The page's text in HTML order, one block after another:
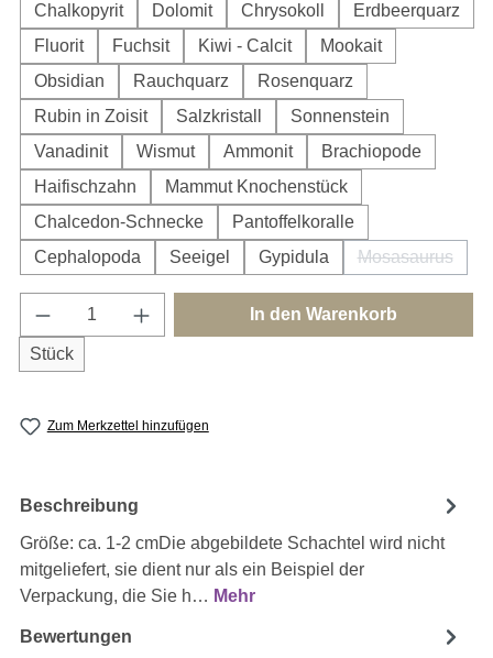
Chalkopyrit
Dolomit Chrysokoll
Erdbeerquarz
Fluorit
Fuchsit Kiwi - Calcit
Mookait
Obsidian
Rauchquarz
Rosenquarz
Rubin in Zoisit
Salzkristall
Sonnenstein
Vanadinit
Wismut Ammonit
Brachiopode
Haifischzahn
Mammut Knochenstück
Chalcedon-Schnecke
Pantoffelkoralle
Cephalopoda
Seeigel Gypidula Mosasaurus
(Diese
Produkt Anzahl: Gib den gewünschten
Stück
In den Warenkorb
Zum Merkzettel hinzufügen
Beschreibung
Größe: ca. 1-2 cmDie abgebildete Schachtel wird nicht
mitgeliefert, sie dient nur als ein Beispiel der
Verpackung, die Sie h… Mehr
Bewertungen